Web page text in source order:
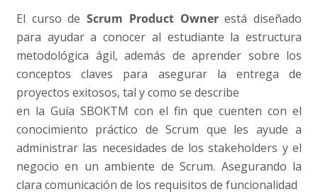
El curso de Scrum Product Ownerestá diseñado
para ayudar a conocer al estudiante la estructura
metodológica ágil, además de aprender sobre los
conceptos claves para asegurar la entrega de
proyectos exitosos, tal y como se describe
en la Guía SBOKTM con el fin que cuenten con el
conocimiento práctico de Scrum que les ayude a
administrar las necesidades de los stakeholders y el
negocio en un ambiente de Scrum. Asegurando la
clara comunicación de los requisitos de funcionalidad